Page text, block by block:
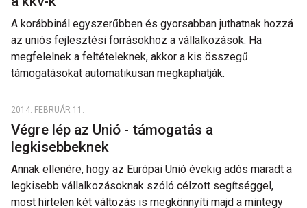
A korábbinál egyszerűbben és gyorsabban juthatnak hozzá
az uniós fejlesztési forrásokhoz a vállalkozások. Ha
megfelelnek a feltételeknek, akkor a kis összegű
támogatásokat automatikusan megkaphatják.
2014. FEBRUÁR 11.
Végre lép az Unió - támogatás a
legkisebbeknek
Annak ellenére, hogy az Európai Unió évekig adós maradt a
legkisebb vállalkozásoknak szóló célzott segítséggel,
most hirtelen két változás is megkönnyíti majd a mintegy